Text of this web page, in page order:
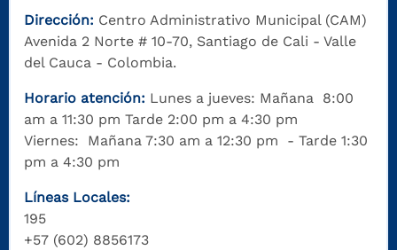
Dirección: Centro Administrativo Municipal (CAM)
Avenida 2 Norte # 10-70, Santiago de Cali - Valle
del Cauca - Colombia.
Horario atención: Lunes a jueves: Mañana 8:00
am a 11:30 pm Tarde 2:00 pm a 4:30 pm
Viernes: Mañana 7:30 am a 12:30 pm - Tarde 1:30
pm a 4:30 pm
Líneas Locales:
195
+57 (602) 8856173